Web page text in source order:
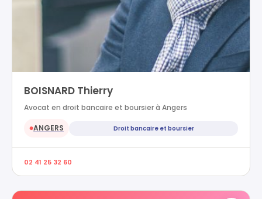
BOISNARD Thierry
Avocat en droit bancaire et boursier à Angers
●ANGERS Droit bancaire et boursier
02 41 25 32 60